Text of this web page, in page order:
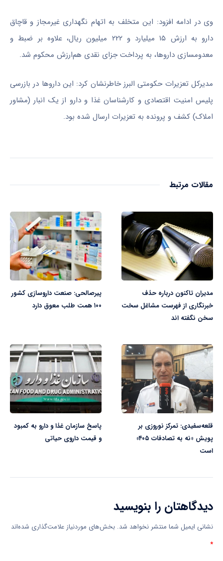
وی در ادامه افزود: این متخلف به اتهام نگهداری غیرمجاز و قاچاق
دارو به ارزش ۱۵ میلیارد و ۲۲۲ میلیون ریال، علاوه بر ضبط و
معدومسازی داروها، به پرداخت جزای نقدی هم‌ارزش محکوم شد.
مدیرکل تعزیرات حکومتی البرز خاطرنشان کرد: این داروها در بازرسی
پلیس امنیت اقتصادی و کارشناسان غذا و دارو از یک انبار (مشاور
املاک) کشف و پرونده به تعزیرات ارسال شده بود.
مقالات مرتبط
مدیران تاکنون درباره حذف
خبرنگاری از فهرست مشاغل سخت
سخن نگفته اند
پیرصالحی: صنعت داروسازی کشور
۱۰۰ همت طلب معوق دارد
قلعه‌سفیدی: تمرکز نوروزی بر
پویش «نه به تصادفات ۴۰۵»
است
پاسخ سازمان غذا و دارو به کمبود
و قیمت داروی حیاتی
دیدگاهتان را بنویسید
نشانی ایمیل شما منتشر نخواهد شد. بخش‌های موردنیاز علامت‌گذاری شده‌اند
*